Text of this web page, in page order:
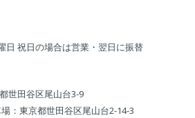
日 祝日の場合は営業・翌日に振替
世田谷区尾山台3-9
：東京都世田谷区尾山台2-14-3